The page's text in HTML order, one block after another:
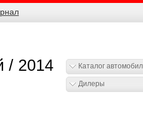
/ 2014 Каталог
Дилеры